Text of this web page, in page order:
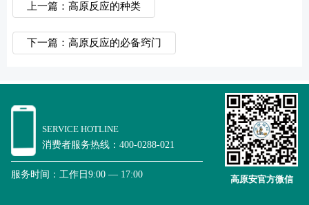
上一篇：高原反应的种类
下一篇：高原反应的必备窍门
SERVICE HOTLINE
消费者服务热线：400-0288-021
服务时间：工作日9:00 — 17:00 高原安官方微信